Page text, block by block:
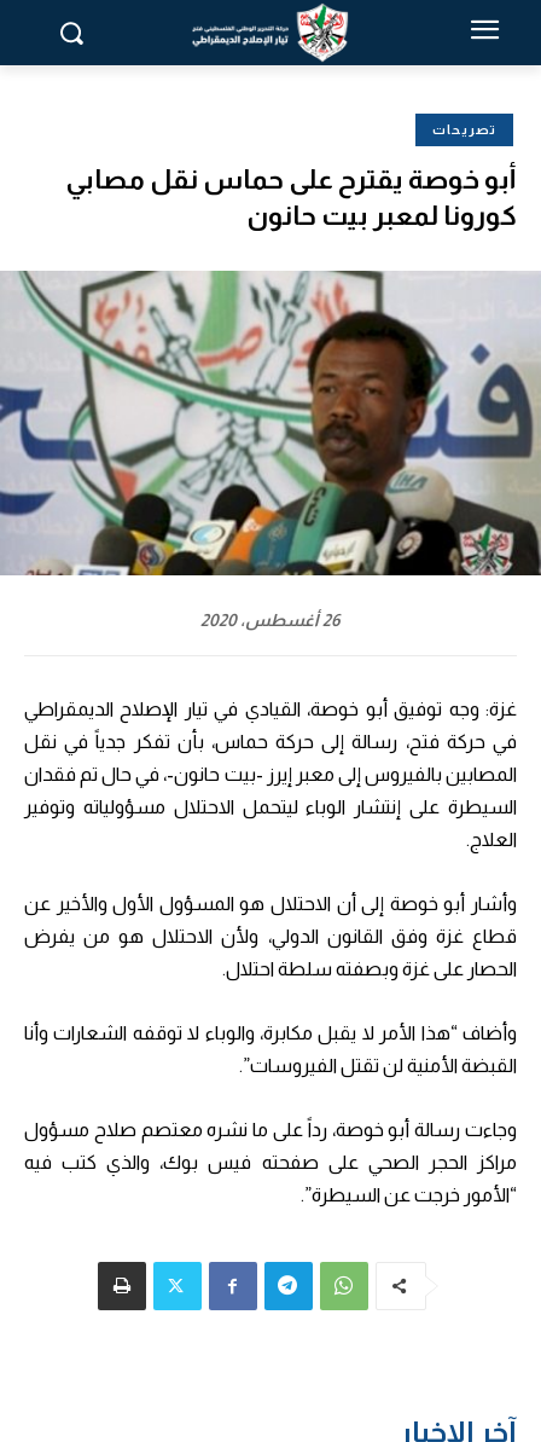
آخر الاخبار
تصريحات
أبو خوصة يقترح على حماس نقل مصابي
كورونا لمعبر بيت حانون
26 أغسطس، 2020
غزة: وجه توفيق أبو خوصة، القيادي في تيار الإصلاح الديمقراطي
في حركة فتح، رسالة إلى حركة حماس، بأن تفكر جدياً في نقل
المصابين بالفيروس إلى معبر إيرز -بيت حانون-، في حال تم فقدان
السيطرة على إنتشار الوباء ليتحمل الاحتلال مسؤولياته وتوفير
العلاج.
وأشار أبو خوصة إلى أن الاحتلال هو المسؤول الأول والأخير عن
قطاع غزة وفق القانون الدولي، ولأن الاحتلال هو من يفرض
الحصار على غزة وبصفته سلطة احتلال.
وأضاف “هذا الأمر لا يقبل مكابرة، والوباء لا توقفه الشعارات وأنا
القبضة الأمنية لن تقتل الفيروسات”.
وجاءت رسالة أبو خوصة، رداً على ما نشره معتصم صلاح مسؤول
مراكز الحجر الصحي على صفحته فيس بوك، والذي كتب فيه
“الأمور خرجت عن السيطرة”.